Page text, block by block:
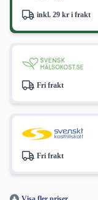
inkl. 29 kr i frakt
Fri frakt
Fri frakt